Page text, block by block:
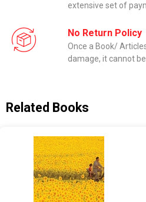
extensive set of
No Return Policy
Once a Book/
damage, it cannot
Related Books